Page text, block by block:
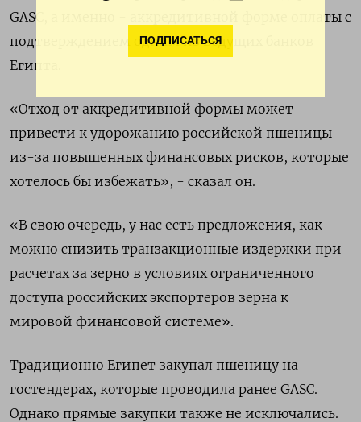
ПОДПИСАТЬСЯ
GASC, а именно - аккредитивной форме оплаты с
подтверждением одним из ведущих банков
Египта.
«Отход от аккредитивной формы может
привести к удорожанию российской пшеницы
из-за повышенных финансовых рисков, которые
хотелось бы избежать», - сказал он.
«В свою очередь, у нас есть предложения, как
можно снизить транзакционные издержки при
расчетах за зерно в условиях ограниченного
доступа российских экспортеров зерна к
мировой финансовой системе».
Традиционно Египет закупал пшеницу на
гостендерах, которые проводила ранее GASC.
Однако прямые закупки также не исключались.